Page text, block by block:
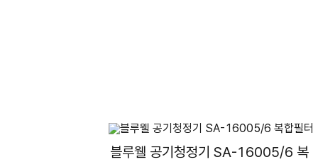
블루웰 공기청정기 SA-16005/6 복